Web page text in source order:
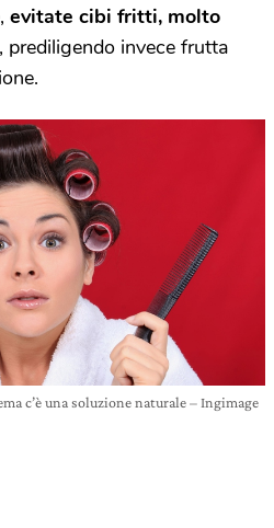
evitate cibi fritti, molto
prediligendo invece frutta
c’è una soluzione naturale – Ingimage